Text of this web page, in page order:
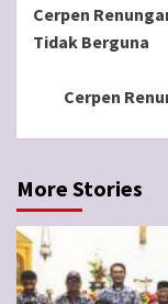
Reading
Cerpen
Tidak Berguna
Cerpen
More Stories